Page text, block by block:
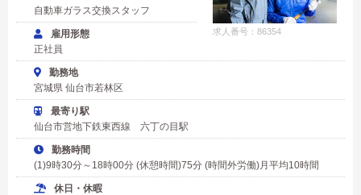
求人番号：86354
自動車ガラス交換スタッフ
雇用形態
正社員
勤務地
宮城県 仙台市若林区
最寄り駅
仙台市営地下鉄東西線 六丁の目駅
勤務時間
(1)9時30分～18時00分 (休憩時間)75分 (時間外労働)月平均10時間
休日・休暇